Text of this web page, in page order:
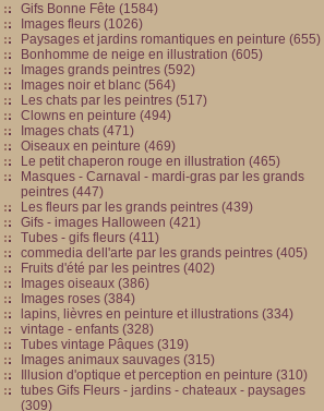
Gifs Bonne Fête (1584)
Images fleurs (1026)
Paysages et jardins romantiques en peinture (655)
Bonhomme de neige en illustration (605)
Images grands peintres (592)
Images noir et blanc (564)
Les chats par les peintres (517)
Clowns en peinture (494)
Images chats (471)
Oiseaux en peinture (469)
Le petit chaperon rouge en illustration (465)
Masques - Carnaval - mardi-gras par les grands
peintres (447)
Les fleurs par les grands peintres (439)
Gifs - images Halloween (421)
Tubes - gifs fleurs (411)
commedia dell'arte par les grands peintres (405)
Fruits d'été par les peintres (402)
Images oiseaux (386)
Images roses (384)
lapins, lièvres en peinture et illustrations (334)
vintage - enfants (328)
Tubes vintage Pâques (319)
Images animaux sauvages (315)
Illusion d'optique et perception en peinture (310)
tubes Gifs Fleurs - jardins - chateaux - paysages
(309)